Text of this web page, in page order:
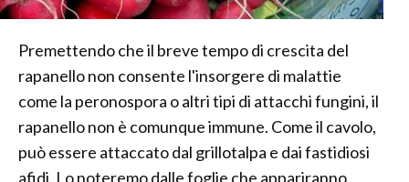
Premettendo che il breve tempo di crescita del
rapanello non consente l'insorgere di malattie
come la peronospora o altri tipi di attacchi fungini, il
rapanello non è comunque immune. Come il cavolo,
può essere attaccato dal grillotalpa e dai fastidiosi
afidi. Lo noteremo dalle foglie che appariranno